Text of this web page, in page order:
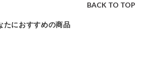
BACK TO TOP
たにおすすめの商品